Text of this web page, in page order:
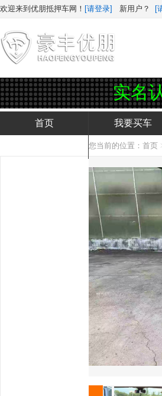
欢迎来到优朋抵押车网！ [请登录] 新用户？ [
，实名认证车
首页 我要买车
您当前的位置： 首页